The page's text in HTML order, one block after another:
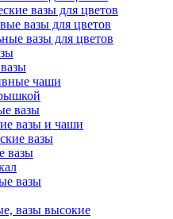
вазы для цветов
вазы для цветов
вазы для цветов
чаши
вазы
вазы и чаши
вазы
вазы
вазы
вазы высокие